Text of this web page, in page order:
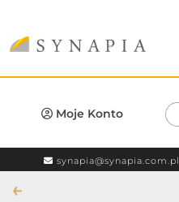
Moje Konto
synapia@synapia.com.pl
←